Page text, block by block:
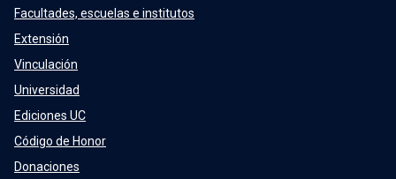
Facultades, escuelas e institutos
Extensión
Vinculación
Universidad
Ediciones UC
Código de Honor
Donaciones